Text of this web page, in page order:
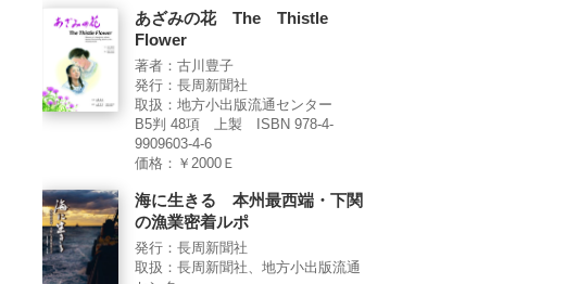
あざみの花 The Thistle
Flower
著者：古川豊子
発行：長周新聞社
取扱：地方小出版流通センター
B5判 48項 上製 ISBN 978-4-
9909603-4-6
価格：￥2000Ｅ
海に生きる 本州最西端・下関
の漁業密着ルポ
発行：長周新聞社
取扱：長周新聞社、地方小出版流通